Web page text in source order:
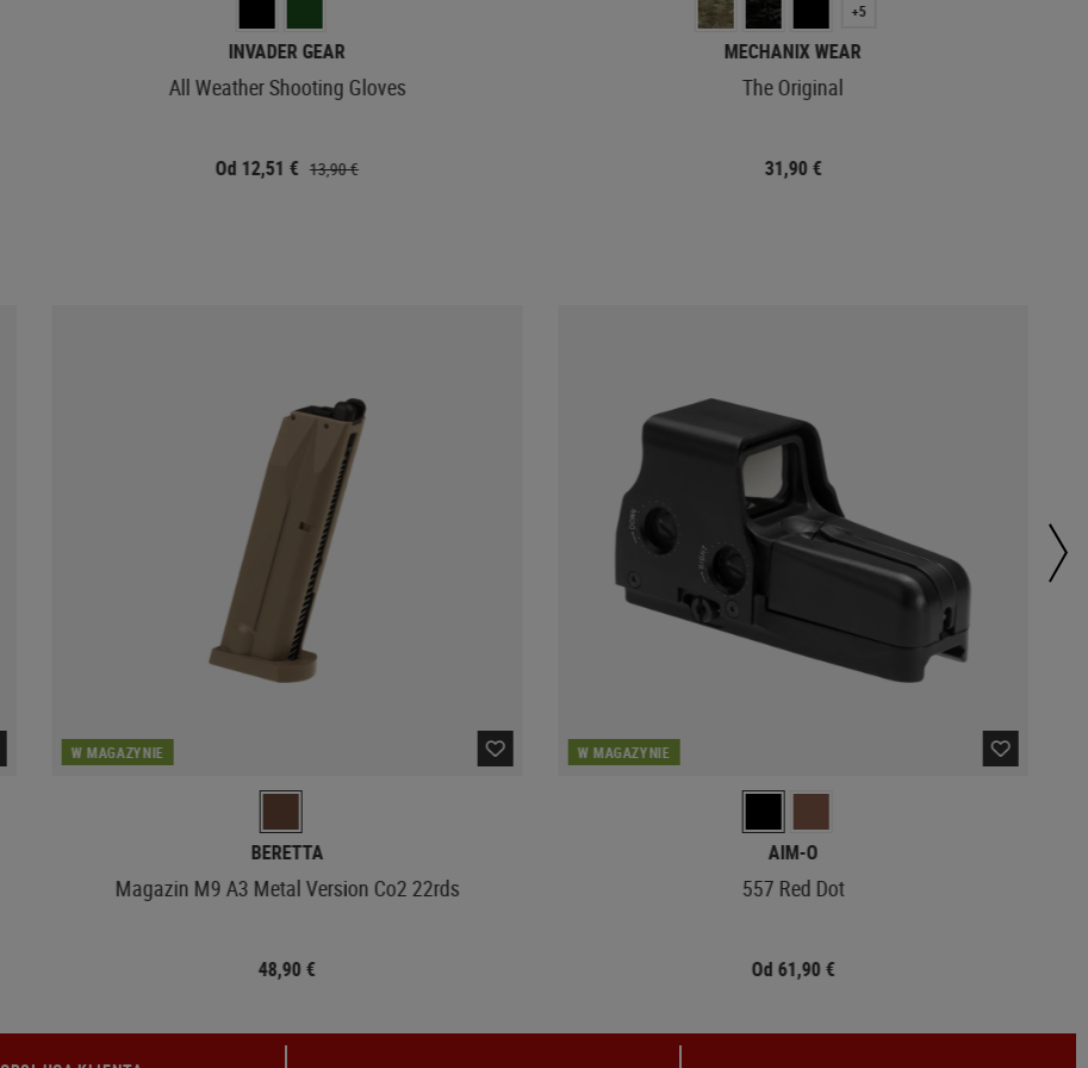
INVADER GEAR
All Weather Shooting Gloves
Od 12,51 € 13,90 €
+5
MECHANIX WEAR
The Original
31,90 €
W MAGAZYNIE
BERETTA
Magazin M9 A3 Metal Version Co2 22rds
48,90 €
W MAGAZYNIE
AIM-O
557 Red Dot
Od 61,90 €